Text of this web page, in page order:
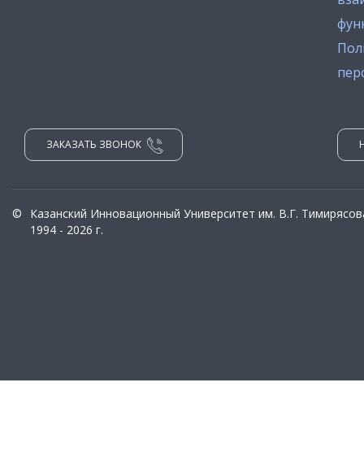
ЗАКАЗАТЬ ЗВОНОК
©
Казанский Инновационный Университет им. В.Г.
1994 - 2026 г.